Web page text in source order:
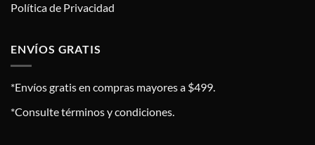
Política de Privacidad
ENVÍOS GRATIS
*Envíos gratis en compras mayores a $499.
*Consulte términos y condiciones.